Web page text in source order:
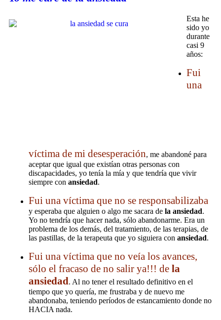
Esta he
sido yo
durante
casi 9
años:
Fui
una
víctima de mi desesperación, me abandoné para
aceptar que igual que existían otras personas con
discapacidades, yo tenía la mía y que tendría que vivir
siempre con ansiedad.
Fui una víctima que no se responsabilizaba
y esperaba que alguien o algo me sacara de la ansiedad.
Yo no tendría que hacer nada, sólo abandonarme. Era un
problema de los demás, del tratamiento, de las terapias, de
las pastillas, de la terapeuta que yo siguiera con ansiedad.
Fui una víctima que no veía los avances,
sólo el fracaso de no salir ya!!! de la
ansiedad. Al no tener el resultado definitivo en el
tiempo que yo quería, me frustraba y de nuevo me
abandonaba, teniendo períodos de estancamiento donde no
HACIA nada.